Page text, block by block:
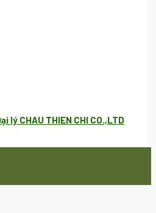
lý CHAU THIEN CHI CO.,LTD